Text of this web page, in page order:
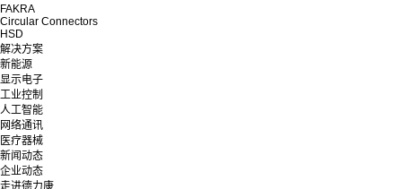
FAKRA
Circular Connectors
HSD
解决方案
新能源
显示电子
工业控制
人工智能
网络通讯
医疗器械
新闻动态
企业动态
走进德力康